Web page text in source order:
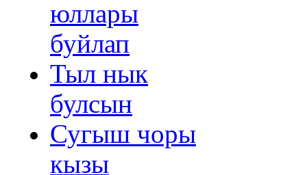
юллары
буйлап
Тыл нык
булсын
Сугыш чоры
кызы